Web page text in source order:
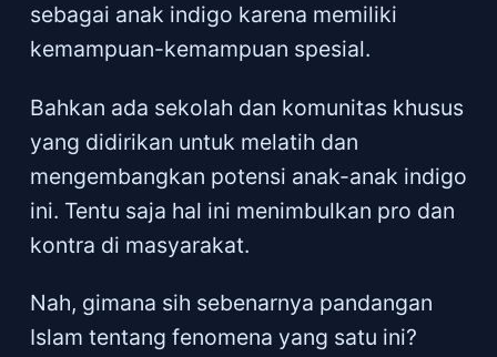
sebagai anak indigo karena memiliki
kemampuan-kemampuan spesial.
Bahkan ada sekolah dan komunitas khusus
yang didirikan untuk melatih dan
mengembangkan potensi anak-anak indigo
ini. Tentu saja hal ini menimbulkan pro dan
kontra di masyarakat.
Nah, gimana sih sebenarnya pandangan
Islam tentang fenomena yang satu ini?